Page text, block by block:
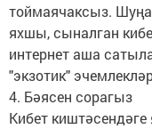
тоймаячаксыз. Шуңа
яхшы, сыналган
интернет аша
"экзотик"
4. Бәясен сорагыз
Кибет